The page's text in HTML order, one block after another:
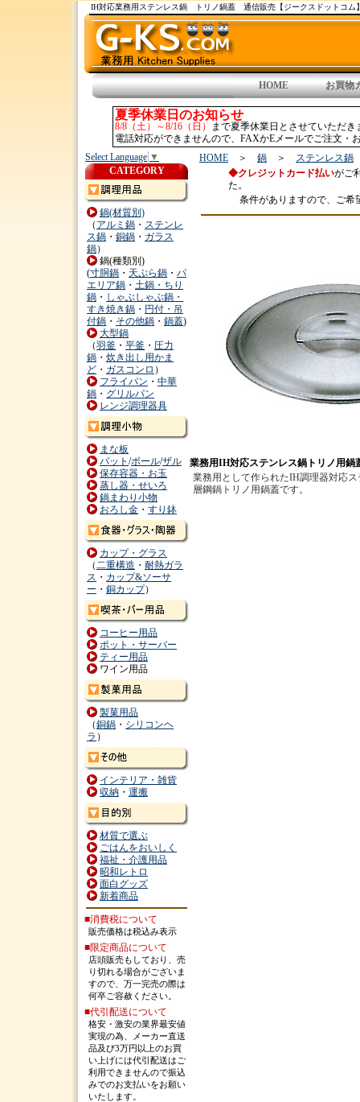
IH対応業務用ステンレス鍋 トリノ鍋蓋 通信販売【ジークスドットコム
HOME お買物
夏季休業日のお知らせ
8/8（土）～8/16（日）
まで夏季休業日とさせていただき
電話対応ができませんので、FAXかEメールでご注文・
HOME ＞ 鍋 ＞ ステンレス鍋
◆クレジットカード払いがご
た。
条件がありますので、ご希
業務用IH対応ステンレス鍋トリノ用鍋
業務用として作られたIH調理器対応
層鋼鍋トリノ用鍋蓋です。
Select Language ▼
CATEGORY
鍋(材質別)
（ アルミ鍋 ・ ステンレ
ス鍋 ・ 銅鍋 ・ ガラス
鍋）
鍋(種類別)
(寸胴鍋 ・ 天ぷら鍋 ・ パ
エリア鍋 ・ 土鍋・ちり
鍋 ・ しゃぶしゃぶ鍋・
すき焼き鍋 ・ 円付・吊
付鍋 ・ その他鍋 ・ 鍋蓋)
大型鍋
（羽釜 ・ 平釜 ・ 圧力
鍋 ・ 炊き出し用かま
ど ・ ガスコンロ ）
フライパン ・ 中華
鍋 ・ グリルパン
レンジ調理器具
まな板
バット /ボール/ザル
保存容器・お玉
蒸し器・せいろ
鍋まわり小物
おろし金 ・ すり鉢
カップ・グラス
（二重構造 ・ 耐熱ガラ
ス ・ カップ&ソーサ
ー ・ 銅カップ）
コーヒー用品
ポット・サーバー
ティー用品
ワイン用品
製菓用品
（銅鍋 ・ シリコンヘ
ラ ）
インテリア・雑貨
収納 ・ 運搬
材質で選ぶ
ごはんをおいしく
福祉・介護用品
昭和レトロ
面白グッズ
新着商品
■消費税について
販売価格は税込み表示
■限定商品について
店頭販売もしており、売
り切れる場合がございま
すので、万一完売の際は
何卒ご容赦ください。
■代引配送について
格安・激安の業界最安値
実現の為、メーカー直送
品及び3万円以上のお買
い上げには代引配送はご
利用できませんので振込
みでのお支払いをお願い
いたします。